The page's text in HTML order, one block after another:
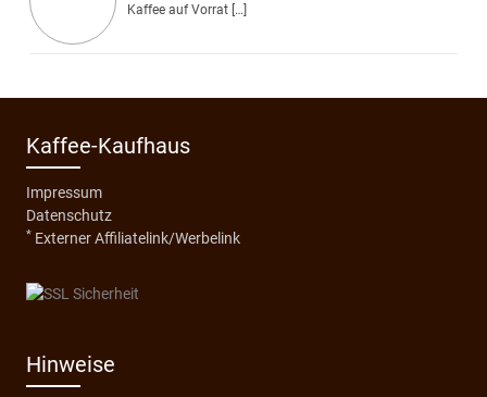
Kaffee auf Vorrat […]
Kaffee-Kaufhaus
Impressum
Datenschutz
* Externer Affiliatelink/Werbelink
Hinweise